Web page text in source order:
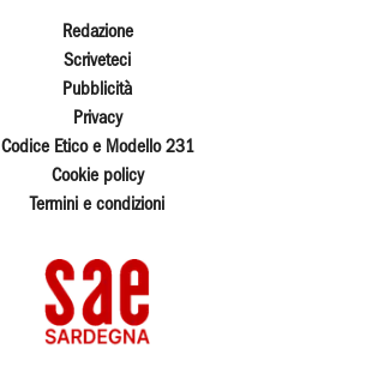
Redazione
Scriveteci
Pubblicità
Privacy
Codice Etico e Modello 231
Cookie policy
Termini e condizioni